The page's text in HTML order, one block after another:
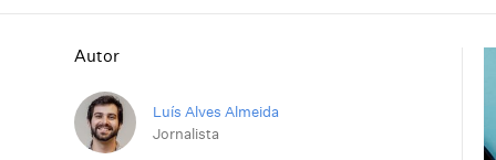
Autor
Luís Alves Almeida
Jornalista